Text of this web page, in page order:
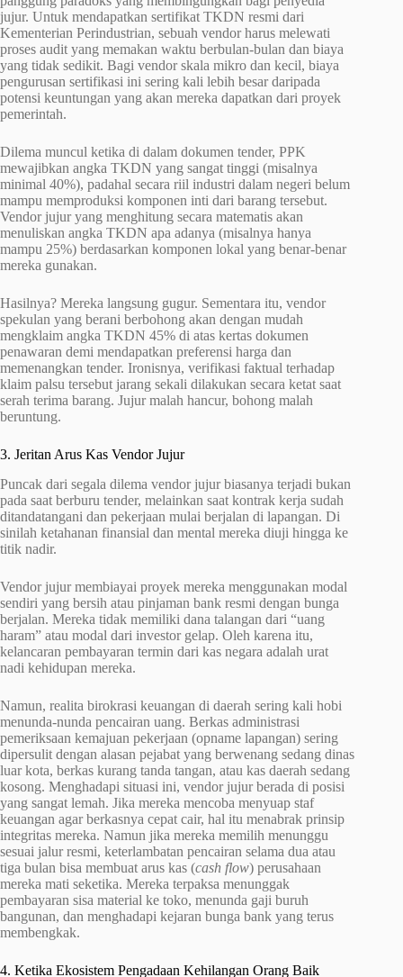
jujur. Untuk mendapatkan sertifikat TKDN resmi dari
Kementerian Perindustrian, sebuah vendor harus melewati
proses audit yang memakan waktu berbulan-bulan dan biaya
yang tidak sedikit. Bagi vendor skala mikro dan kecil, biaya
pengurusan sertifikasi ini sering kali lebih besar daripada
potensi keuntungan yang akan mereka dapatkan dari proyek
pemerintah.
Dilema muncul ketika di dalam dokumen tender, PPK
mewajibkan angka TKDN yang sangat tinggi (misalnya
minimal 40%), padahal secara riil industri dalam negeri belum
mampu memproduksi komponen inti dari barang tersebut.
Vendor jujur yang menghitung secara matematis akan
menuliskan angka TKDN apa adanya (misalnya hanya
mampu 25%) berdasarkan komponen lokal yang benar-benar
mereka gunakan.
Hasilnya? Mereka langsung gugur. Sementara itu, vendor
spekulan yang berani berbohong akan dengan mudah
mengklaim angka TKDN 45% di atas kertas dokumen
penawaran demi mendapatkan preferensi harga dan
memenangkan tender. Ironisnya, verifikasi faktual terhadap
klaim palsu tersebut jarang sekali dilakukan secara ketat saat
serah terima barang. Jujur malah hancur, bohong malah
beruntung.
3. Jeritan Arus Kas Vendor Jujur
Puncak dari segala dilema vendor jujur biasanya terjadi bukan
pada saat berburu tender, melainkan saat kontrak kerja sudah
ditandatangani dan pekerjaan mulai berjalan di lapangan. Di
sinilah ketahanan finansial dan mental mereka diuji hingga ke
titik nadir.
Vendor jujur membiayai proyek mereka menggunakan modal
sendiri yang bersih atau pinjaman bank resmi dengan bunga
berjalan. Mereka tidak memiliki dana talangan dari “uang
haram” atau modal dari investor gelap. Oleh karena itu,
kelancaran pembayaran termin dari kas negara adalah urat
nadi kehidupan mereka.
Namun, realita birokrasi keuangan di daerah sering kali hobi
menunda-nunda pencairan uang. Berkas administrasi
pemeriksaan kemajuan pekerjaan (opname lapangan) sering
dipersulit dengan alasan pejabat yang berwenang sedang dinas
luar kota, berkas kurang tanda tangan, atau kas daerah sedang
kosong. Menghadapi situasi ini, vendor jujur berada di posisi
yang sangat lemah. Jika mereka mencoba menyuap staf
keuangan agar berkasnya cepat cair, hal itu menabrak prinsip
integritas mereka. Namun jika mereka memilih menunggu
sesuai jalur resmi, keterlambatan pencairan selama dua atau
tiga bulan bisa membuat arus kas (cash flow) perusahaan
mereka mati seketika. Mereka terpaksa menunggak
pembayaran sisa material ke toko, menunda gaji buruh
bangunan, dan menghadapi kejaran bunga bank yang terus
membengkak.
4. Ketika Ekosistem Pengadaan Kehilangan Orang Baik